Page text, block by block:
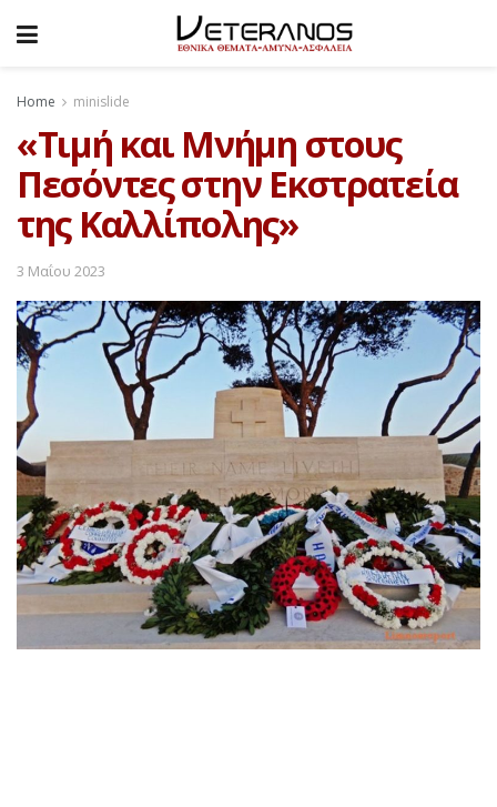
Home minislide
«Τιμή και Μνήμη στους
Πεσόντες στην Εκστρατεία
της Καλλίπολης»
3 Μαΐου 2023